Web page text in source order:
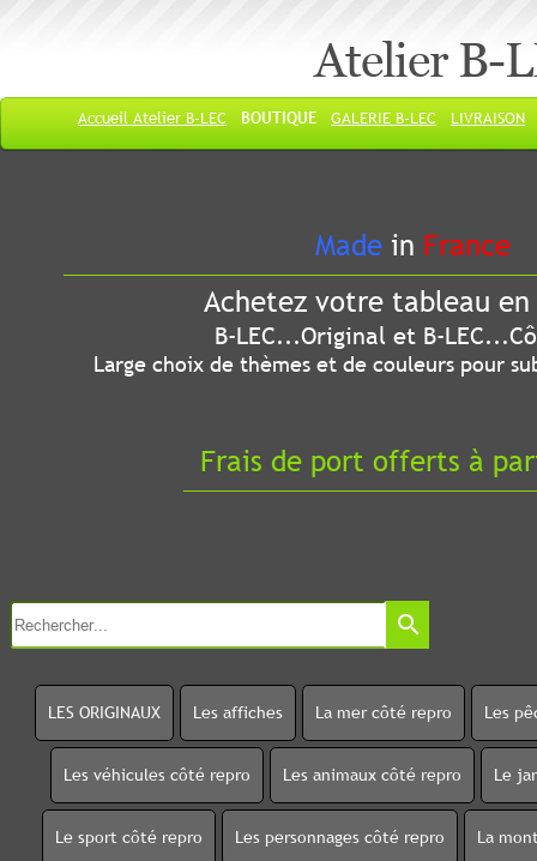
Atelier B-
Accueil Atelier B-LEC BOUTIQUE GALERIE B-LEC LIVRAISON
Made in France
Achetez votre tableau
B-LEC...Original et B-
Large choix de thèmes et de couleurs pour
Frais de port offerts à
search
LES ORIGINAUX Les affiches La mer côté repro Les
Les véhicules côté repro Les animaux côté repro Le
Le sport côté repro Les personnages côté repro La